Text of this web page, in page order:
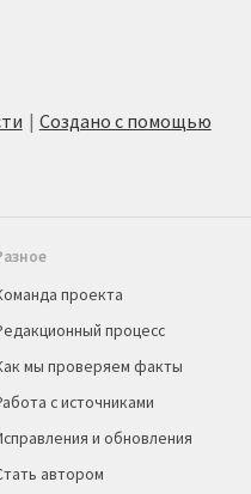
Создано с помощью
проекта
процесс
мы проверяем факты
с источниками
и обновления
автором